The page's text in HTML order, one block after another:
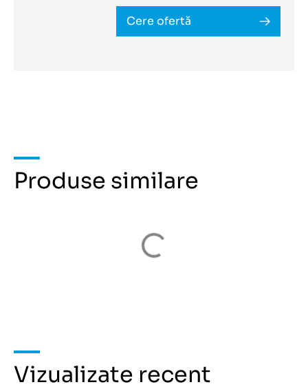
Cere ofertă
Produse similare
Vizualizate recent